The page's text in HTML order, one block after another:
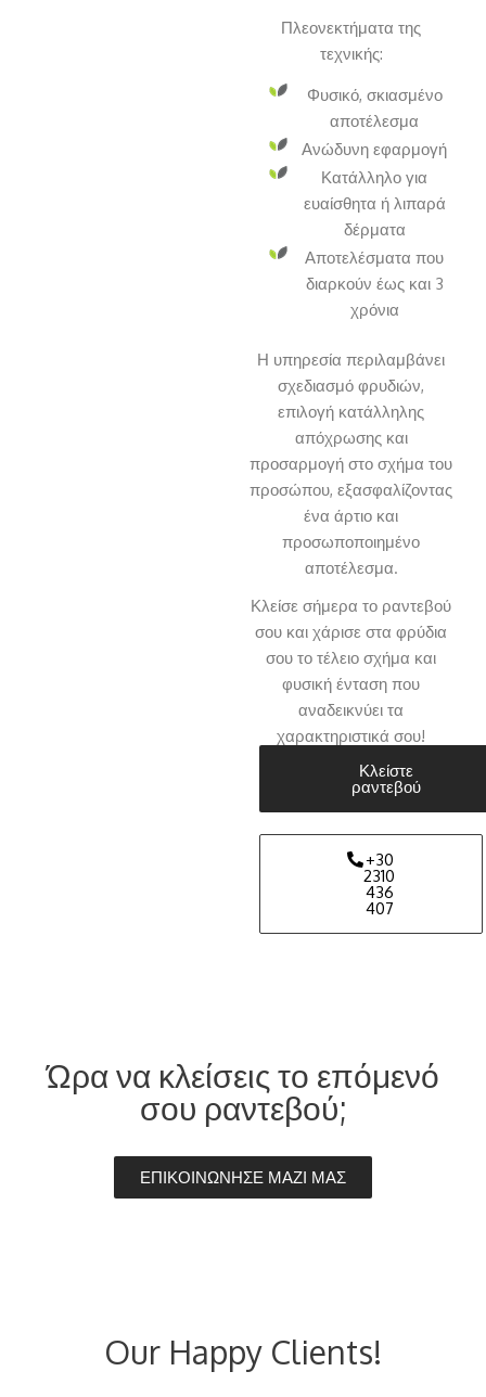
Πλεονεκτήματα της
τεχνικής:
Φυσικό, σκιασμένο
αποτέλεσμα
Ανώδυνη εφαρμογή
Κατάλληλο για
ευαίσθητα ή λιπαρά
δέρματα
Αποτελέσματα που
διαρκούν έως και 3
χρόνια
Η υπηρεσία περιλαμβάνει
σχεδιασμό φρυδιών,
επιλογή κατάλληλης
απόχρωσης και
προσαρμογή στο σχήμα του
προσώπου, εξασφαλίζοντας
ένα άρτιο και
προσωποποιημένο
αποτέλεσμα.
Κλείσε σήμερα το ραντεβού
σου και χάρισε στα φρύδια
σου το τέλειο σχήμα και
φυσική ένταση που
αναδεικνύει τα
χαρακτηριστικά σου!
Κλείστε
ραντεβού
+30
2310
436
407
Ώρα να κλείσεις το επόμενό
σου ραντεβού;
ΕΠΙΚΟΙΝΩΝΗΣΕ ΜΑΖΙ ΜΑΣ
Our Happy Clients!